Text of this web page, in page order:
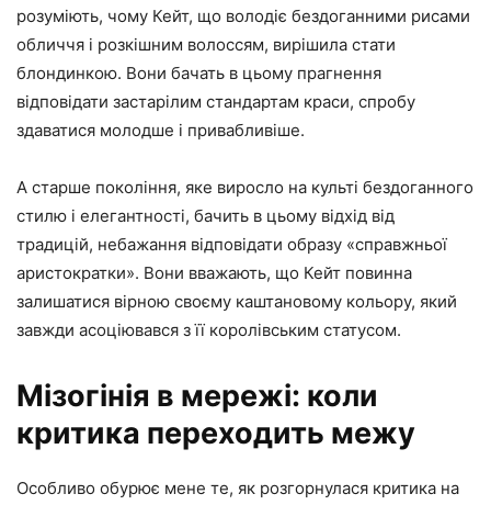
розуміють, чому Кейт, що володіє бездоганними рисами
обличчя і розкішним волоссям, вирішила стати
блондинкою. Вони бачать в цьому прагнення
відповідати застарілим стандартам краси, спробу
здаватися молодше і привабливіше.
А старше покоління, яке виросло на культі бездоганного
стилю і елегантності, бачить в цьому відхід від
традицій, небажання відповідати образу «справжньої
аристократки». Вони вважають, що Кейт повинна
залишатися вірною своєму каштановому кольору, який
завжди асоціювався з її королівським статусом.
Мізогінія в мережі: коли
критика переходить межу
Особливо обурює мене те, як розгорнулася критика на